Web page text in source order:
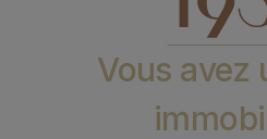
Vous avez